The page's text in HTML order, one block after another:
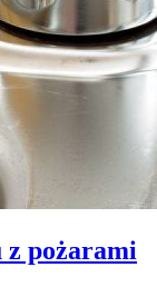
z pożarami